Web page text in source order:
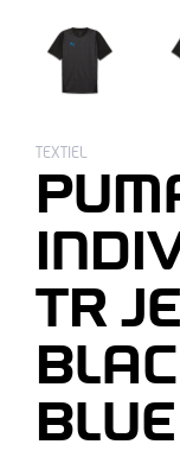
TEXTIEL
TR
BLUE